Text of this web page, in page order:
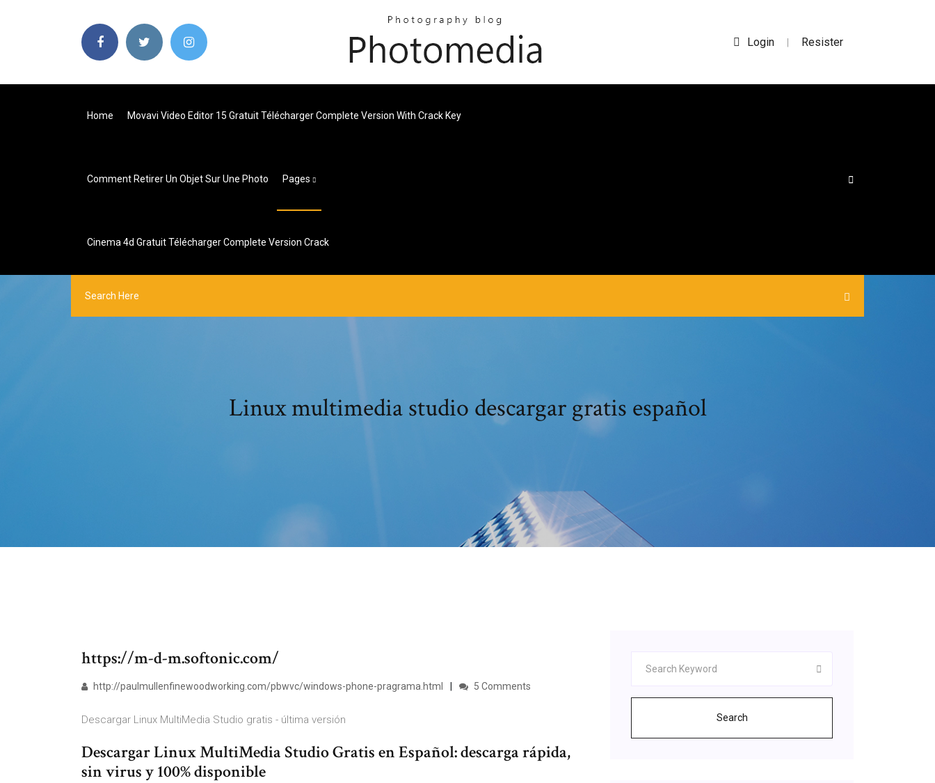
Login | Resister
Home Movavi Video Editor 15 Gratuit Télécharger Complete Version With Crack Key
Comment Retirer Un Objet Sur Une Photo Pages
Cinema 4d Gratuit Télécharger Complete Version Crack
Linux multimedia studio descargar gratis español
https://m-d-m.softonic.com/
http://paulmullenfinewoodworking.com/pbwvc/windows-phone-pragrama.html 5 Comments
Descargar Linux MultiMedia Studio gratis - última versión
Descargar Linux MultiMedia Studio Gratis en Español: descarga rápida,
sin virus y 100% disponible
Search